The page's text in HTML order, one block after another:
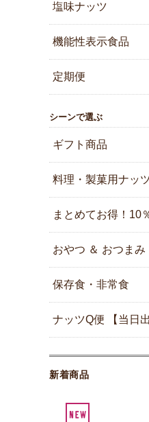
塩味ナッツ
機能性表示食品
定期便
シーンで選ぶ
ギフト商品
料理・製菓用ナッ
まとめてお得！10
おやつ ＆ おつまみ
保存食・非常食
ナッツQ便 【当日出
新着商品